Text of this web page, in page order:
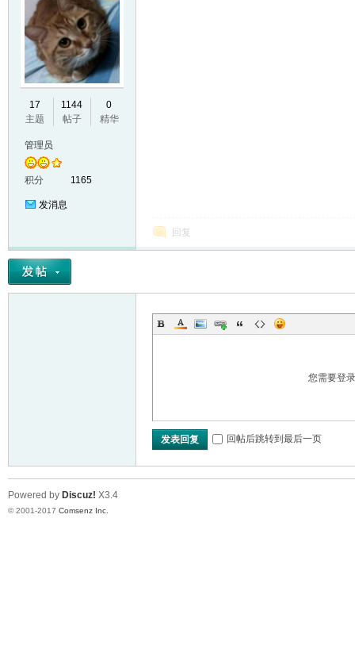
17
主题
1144
帖子
0
精华
管理员
积分 1165
发消息
回复
您需要登
发表回复 回帖后跳转到最后一页
Powered by Discuz! X3.4
© 2001-2017 Comsenz Inc.